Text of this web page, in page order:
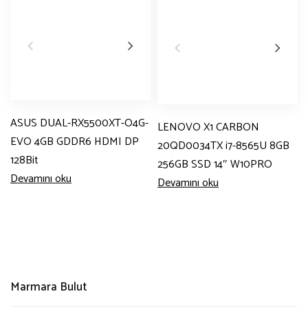
ASUS DUAL-RX5500XT-O4G-
EVO 4GB GDDR6 HDMI DP
128Bit
Devamını oku
LENOVO X1 CARBON
20QD0034TX i7-8565U 8GB
256GB SSD 14″ W10PRO
Devamını oku
Marmara Bulut